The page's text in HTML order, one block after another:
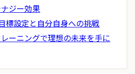
ジー効果
標設定と自分自身への挑戦
ーニングで理想の未来を手に